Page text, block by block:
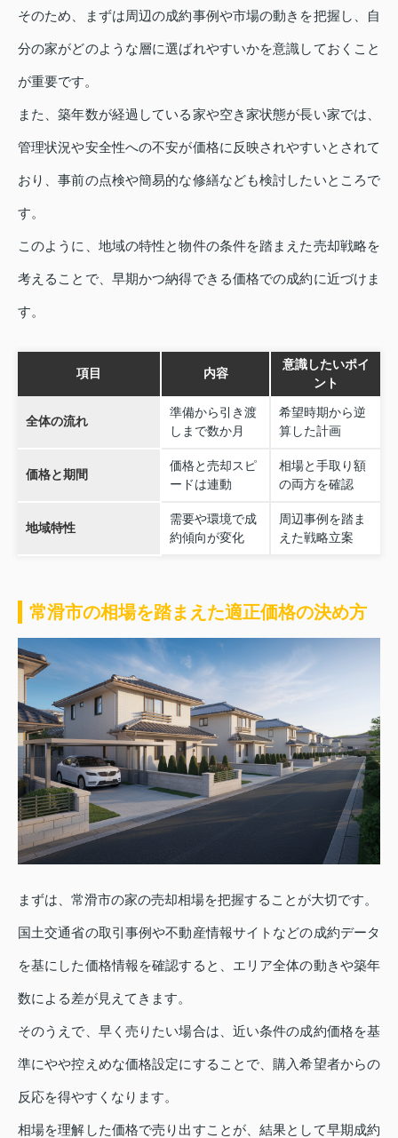
そのため、まずは周辺の成約事例や市場の動きを把握し、自
分の家がどのような層に選ばれやすいかを意識しておくこと
が重要です。
また、築年数が経過している家や空き家状態が長い家では、
管理状況や安全性への不安が価格に反映されやすいとされて
おり、事前の点検や簡易的な修繕なども検討したいところで
す。
このように、地域の特性と物件の条件を踏まえた売却戦略を
考えることで、早期かつ納得できる価格での成約に近づけま
す。
項目 内容
意識したいポイ
ント
全体の流れ
準備から引き渡
しまで数か月
希望時期から逆
算した計画
価格と期間
価格と売却スピ
ードは連動
相場と手取り額
の両方を確認
地域特性
需要や環境で成
約傾向が変化
周辺事例を踏ま
えた戦略立案
常滑市の相場を踏まえた適正価格の決め方
まずは、常滑市の家の売却相場を把握することが大切です。
国土交通省の取引事例や不動産情報サイトなどの成約データ
を基にした価格情報を確認すると、エリア全体の動きや築年
数による差が見えてきます。
そのうえで、早く売りたい場合は、近い条件の成約価格を基
準にやや控えめな価格設定にすることで、購入希望者からの
反応を得やすくなります。
相場を理解した価格で売り出すことが、結果として早期成約